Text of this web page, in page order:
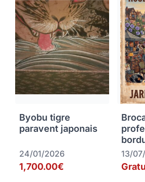
Byobu tigre
paravent japonais
24/01/2026
1,700.00€
13/